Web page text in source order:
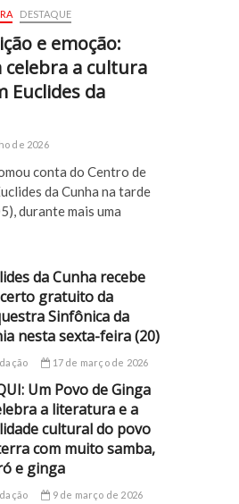
DESTAQUE
e emoção:
celebra a cultura
Euclides da
de 2026
conta do Centro de
da Cunha na tarde
durante mais uma
da Cunha recebe
gratuito da
Sinfônica da
nesta sexta-feira (20)
17 de março de 2026
Um Povo de Ginga
a literatura e a
cultural do povo
com muito samba,
e ginga
9 de março de 2026